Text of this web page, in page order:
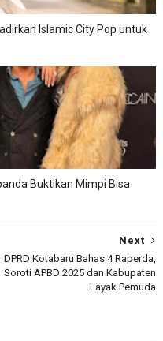
Islamic City Pop untuk
Buktikan Mimpi Bisa
Next
DPRD Kotabaru Bahas 4 Raperda,
Soroti APBD 2025 dan Kabupaten
Layak Pemuda